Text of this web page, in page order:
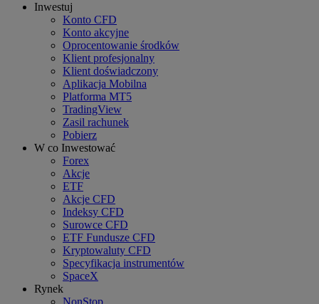
Inwestuj
Konto CFD
Konto akcyjne
Oprocentowanie środków
Klient profesjonalny
Klient doświadczony
Aplikacja Mobilna
Platforma MT5
TradingView
Zasil rachunek
Pobierz
W co Inwestować
Forex
Akcje
ETF
Akcje CFD
Indeksy CFD
Surowce CFD
ETF Fundusze CFD
Kryptowaluty CFD
Specyfikacja instrumentów
SpaceX
Rynek